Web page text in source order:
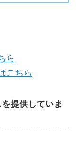
ら
こちら
提供していま